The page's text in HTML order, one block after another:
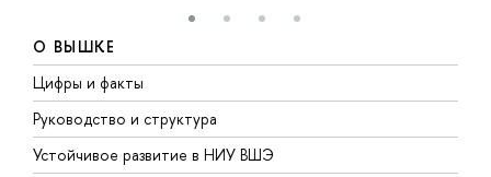
О ВЫШКЕ
Цифры и факты
Руководство и структура
Устойчивое развитие в НИУ ВШЭ